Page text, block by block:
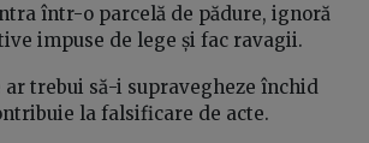
într-o parcelă de pădure, ignoră
impuse de lege și fac ravagii.
trebui să-i supravegheze închid
la falsificare de acte.